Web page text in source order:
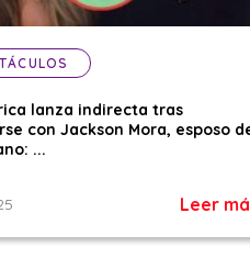
lanza indirecta tras
con Jackson Mora, esposo
...
Leer